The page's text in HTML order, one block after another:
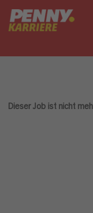
Dieser Job ist nicht